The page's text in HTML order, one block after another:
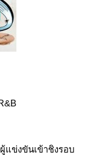
แข่งขันเข้าชิงรอบ